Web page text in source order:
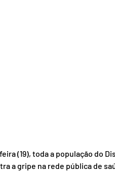
(19), toda a população do
a gripe na rede pública de